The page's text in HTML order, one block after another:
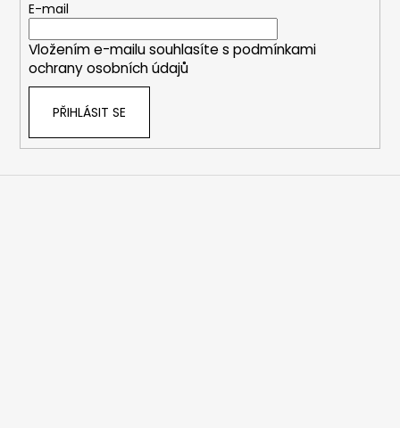
E-mail
Vložením e-mailu souhlasíte s podmínkami
ochrany osobních údajů
PŘIHLÁSIT SE